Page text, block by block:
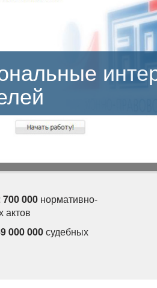
700 000 нормативно-
акто
000 000судебных